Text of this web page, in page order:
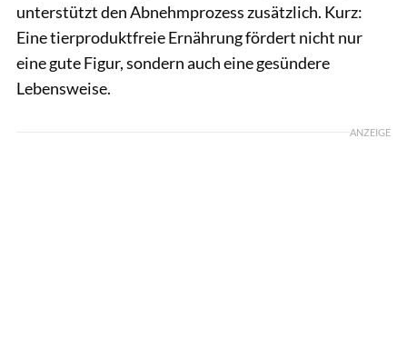
unterstützt den Abnehmprozess zusätzlich. Kurz:
Eine tierproduktfreie Ernährung fördert nicht nur
eine gute Figur, sondern auch eine gesündere
Lebensweise.
ANZEIGE